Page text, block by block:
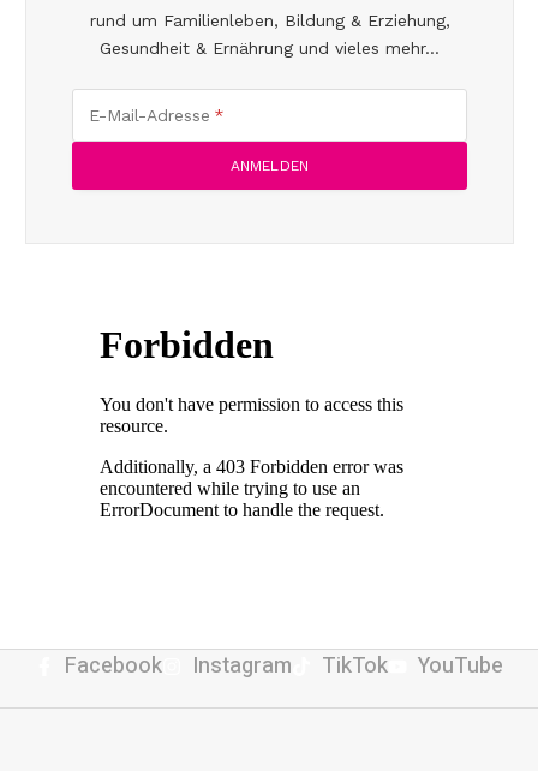
rund um Familienleben, Bildung & Erziehung,
Gesundheit & Ernährung und vieles mehr...
E-Mail-Adresse
Facebook Instagram TikTok YouTube